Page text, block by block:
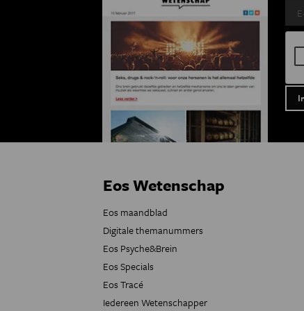
Eos Wetenschap
Eos maandblad
Digitale themanummers
Eos Psyche&Brein
Eos Specials
Eos Tracé
Iedereen Wetenschapper